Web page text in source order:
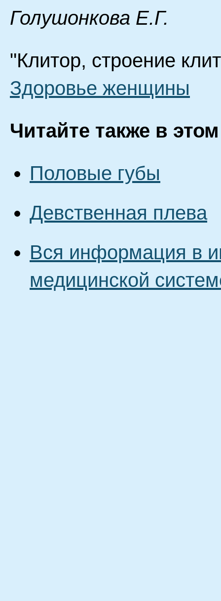
Голушонкова Е.Г.
"Клитор, строение
Здоровье женщины
Читайте также в
Половые губы
Девственная плева
Вся информация в
медицинской